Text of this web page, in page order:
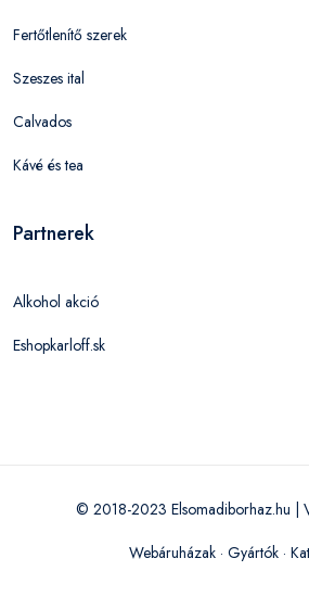
Fertőtlenítő szerek
Szeszes ital
Calvados
Kávé és tea
Partnerek
Alkohol akció
Eshopkarloff.sk
© 2018-2023 Elsomadiborhaz.hu |
Webáruházak· Gyártók·